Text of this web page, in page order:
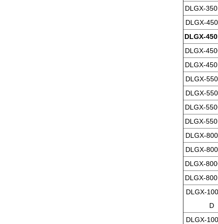
DLGX-
DLGX-
DLGX-
DLGX-
DLGX-
DLGX-
DLGX-
DLGX-
DLGX-
DLGX-
DLGX-
DLGX-
DLGX-
DLGX-
D
DLGX-